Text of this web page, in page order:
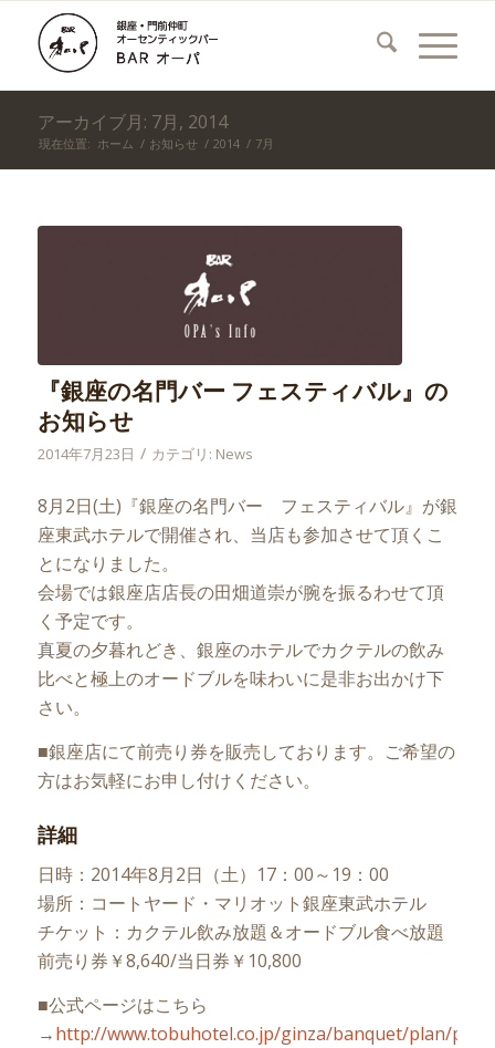
アーカイブ月: 7月, 2014
現在位置: ホーム / お知らせ / 2014 / 7月
『銀座の名門バー フェスティバル』の
お知らせ
2014年7月23日 / カテゴリ: News
8月2日(土)『銀座の名門バー フェスティバル』が銀
座東武ホテルで開催され、当店も参加させて頂くこ
とになりました。
会場では銀座店店長の田畑道崇が腕を振るわせて頂
く予定です。
真夏の夕暮れどき、銀座のホテルでカクテルの飲み
比べと極上のオードブルを味わいに是非お出かけ下
さい。
■銀座店にて前売り券を販売しております。ご希望の
方はお気軽にお申し付けください。
詳細
日時：2014年8月2日（土）17：00～19：00
場所：コートヤード・マリオット銀座東武ホテル
チケット：カクテル飲み放題＆オードブル食べ放題
前売り券￥8,640/当日券￥10,800
■公式ページはこちら
→http://www.tobuhotel.co.jp/ginza/banquet/plan/